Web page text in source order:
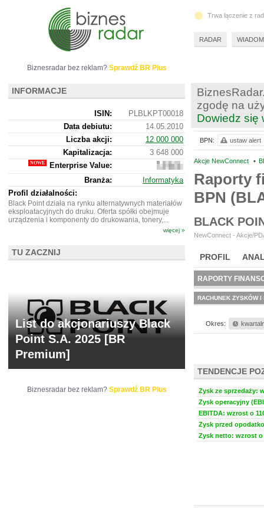
zgodę na
Dowiedz się
Akcje NewConnect •
Raporty
BPN
BLACK
NewConnect - Akcje/
PROFIL
BR LAB
RAPORTY
RACHUNEK ZYSKÓW I
Okres:
TENDENCJE
Zysk ze sprzedaży:
Zysk operacyjny
EBITDA: wzrost o
Zysk przed
Zysk netto: wzrost o
BPN: ustaw alert
Biznesradar bez reklam? Sprawdź BR Plus
INFORMACJE
ISIN:
PLBLKPT00018
Data debiutu:
14.05.2010
Liczba akcji:
12 000 000
Kapitalizacja:
3 648 000
Enterprise Value:
3
345
000
Branża:
Informatyka
Profil działalności:
Black Point działa na rynku alternatywnych materiałów
eksploatacyjnych do druku. Oferta spółki obejmuje
urządzenia i komponenty do drukowania, tonery,...
więcej »
TU ZACZNIJ
List do akcjonariuszy Black
Point S.A. 2025 [BR
Premium]
Biznesradar bez reklam? Sprawdź BR Plus
Trwa łączenie z
RADAR